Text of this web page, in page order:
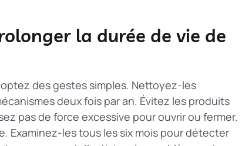
la durée de vie de
des gestes simples. Nettoyez-les
deux fois par an. Évitez les produits
pas de force excessive pour ouvrir ou fermer.
Examinez-les tous les six mois pour détecter